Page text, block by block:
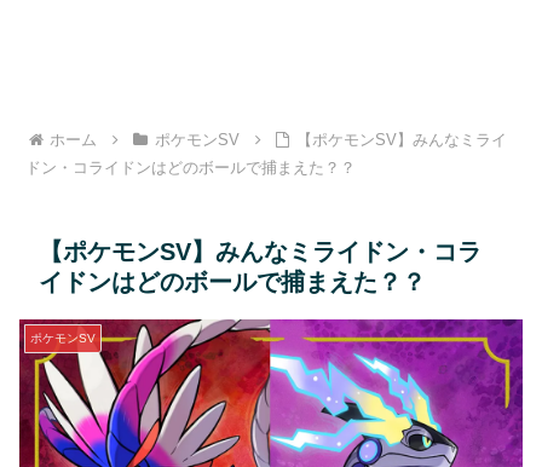
ホーム ポケモンSV
【ポケモンSV】みんなミライ
ドン・コライドンはどのボールで捕まえた？？
【ポケモンSV】みんなミライドン・コラ
イドンはどのボールで捕まえた？？
ポケモンSV